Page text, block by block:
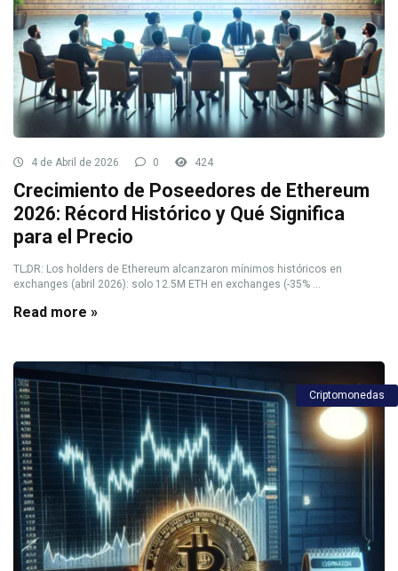
4 de Abril de 2026 0 424
Crecimiento de Poseedores de Ethereum
2026: Récord Histórico y Qué Significa
para el Precio
TL;DR: Los holders de Ethereum alcanzaron mínimos históricos en
exchanges (abril 2026): solo 12.5M ETH en exchanges (-35% ...
Read more »
Criptomonedas